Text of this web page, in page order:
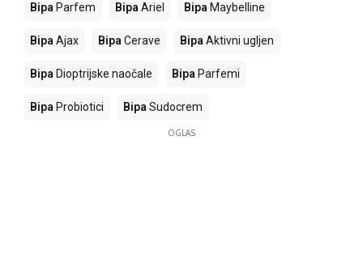
Bipa Parfem BipaAriel Bipa Maybelline
BipaAjax BipaCerave BipaAktivni ugljen
Bipa Dioptrijske naočale Bipa Parfemi
Bipa Probiotici BipaSudocrem
OGLAS